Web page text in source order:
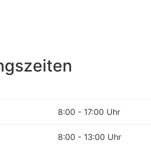
8:00 - 17:00 Uhr
8:00 - 13:00 Uhr